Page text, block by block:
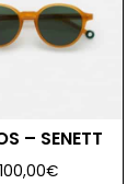
– SENETT
100,00€